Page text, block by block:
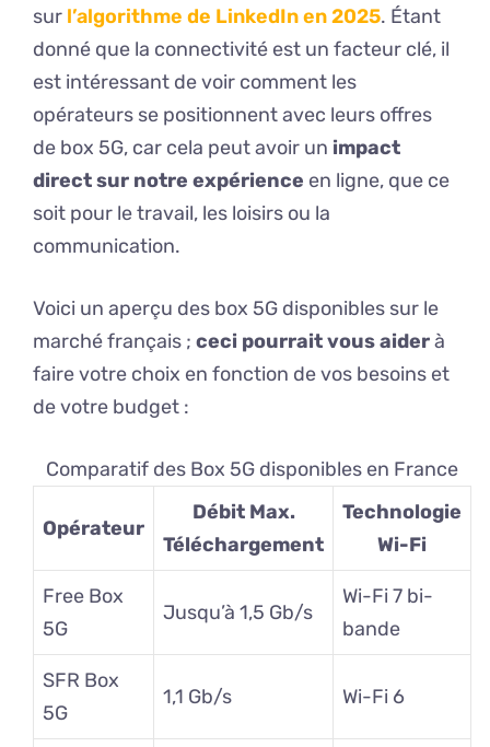
sur l’algorithme de LinkedIn en 2025. Étant
donné que la connectivité est un facteur clé, il
est intéressant de voir comment les
opérateurs se positionnent avec leurs offres
de box 5G, car cela peut avoir un impact
direct sur notre expérience en ligne, que ce
soit pour le travail, les loisirs ou la
communication.
Voici un aperçu des box 5G disponibles sur le
marché français ; ceci pourrait vous aiderà
faire votre choix en fonction de vos besoins et
de votre budget :
Comparatif des Box 5G disponibles en France
Opérateur
Débit Max.
Téléchargement
Technologie
Wi-Fi
Free Box
5G
Jusqu’à 1,5 Gb/s
Wi-Fi 7 bi-
bande
SFR Box
5G
1,1 Gb/s Wi-Fi 6